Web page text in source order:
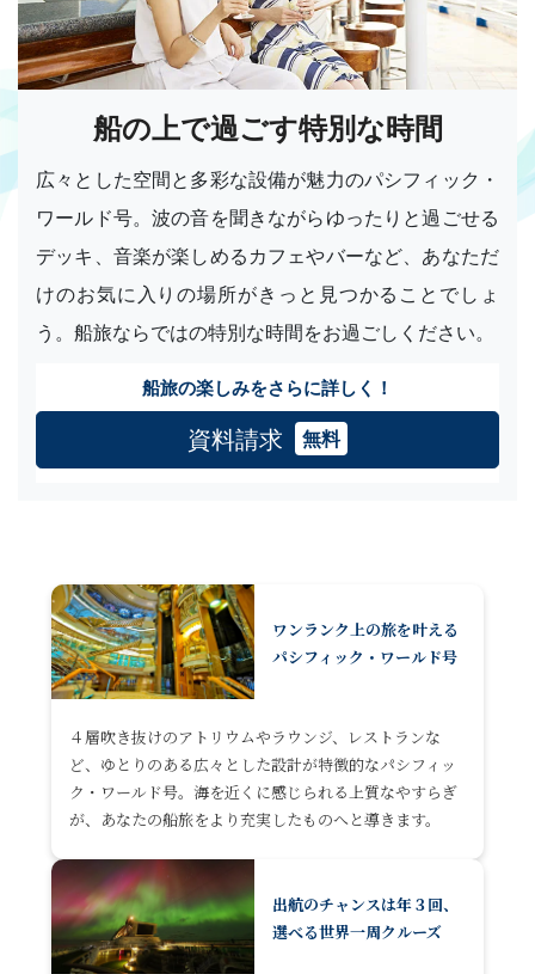
船の上で過ごす特別な時間
広々とした空間と多彩な設備が魅力のパシフィック・
ワールド号。波の音を聞きながらゆったりと過ごせる
デッキ、音楽が楽しめるカフェやバーなど、あなただ
けのお気に入りの場所がきっと見つかることでしょ
う。船旅ならではの特別な時間をお過ごしください。
船旅の楽しみをさらに詳しく！
資料請求 無料
ワンランク上の旅を叶える
パシフィック・ワールド号
４層吹き抜けのアトリウムやラウンジ、レストランな
ど、ゆとりのある広々とした設計が特徴的なパシフィッ
ク・ワールド号。海を近くに感じられる上質なやすらぎ
が、あなたの船旅をより充実したものへと導きます。
出航のチャンスは年３回、
選べる世界一周クルーズ